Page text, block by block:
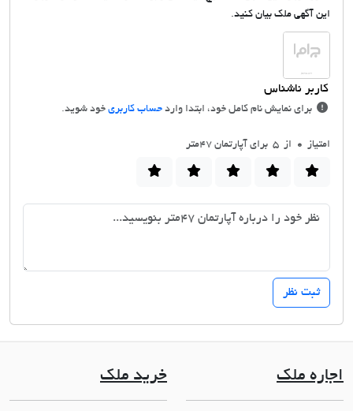
این آگهی ملک بیان کنید.
برای نمایش نام کامل خود، ابتدا وارد حساب کاربری خود شوید.
امتیاز 0 از 5 برای آپارتمان ٤٧متر
اجاره ملک خرید ملک